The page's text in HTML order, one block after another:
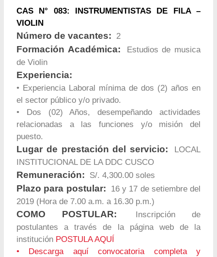
CAS N° 083: INSTRUMENTISTAS DE FILA –
VIOLIN
Número de vacantes: 2
Formación Académica:
Estudios de musica
de Violin
Experiencia:
• Experiencia Laboral mínima de dos (2) años en
el sector público y/o privado.
• Dos (02) Años, desempeñando actividades
relacionadas a las funciones y/o misión del
puesto.
Lugar de prestación del servicio:
LOCAL
INSTITUCIONAL DE LA DDC CUSCO
Remuneración: S/. 4,300.00 soles
Plazo para postular:
16 y 17 de setiembre del
2019 (Hora de 7.00 a.m. a 16.30 p.m.)
COMO POSTULAR:
Inscripción de
postulantes a través de la página web de la
institución POSTULA AQUÍ
•
Descarga aquí convocatoria completa y